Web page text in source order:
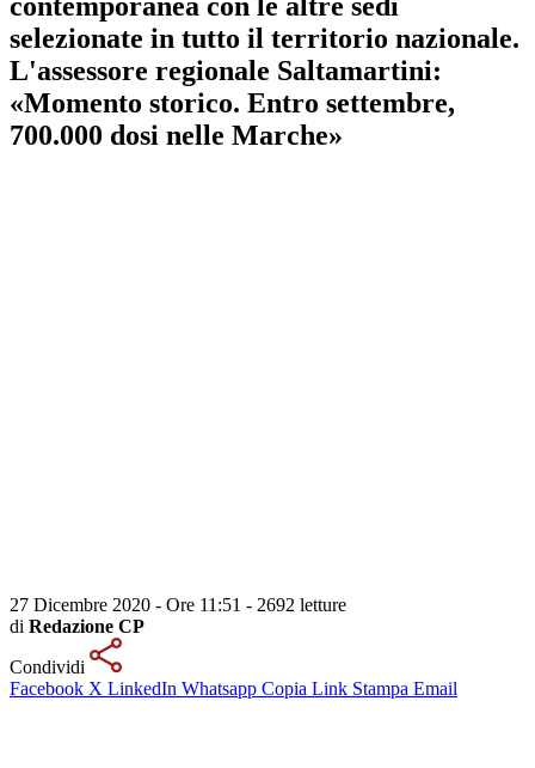
selezionate in tutto il territorio nazionale.
L'assessore regionale Saltamartini:
«Momento storico. Entro settembre,
700.000 dosi nelle Marche»
27 Dicembre 2020 - Ore 11:51 - 2692 letture
di Redazione CP
Condividi
Facebook X LinkedIn Whatsapp Copia Link Stampa Email